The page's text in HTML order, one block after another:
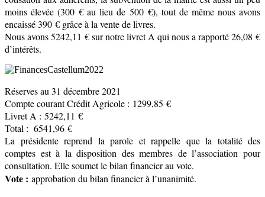
moins élevée (300 € au lieu de 500 €), tout de même nous avons
encaissé 390 € grâce à la vente de livres.
Nous avons 5242,11 € sur notre livret A qui nous a rapporté 26,08 €
d’intérêts.
Réserves au 31 décembre 2021
Compte courant Crédit Agricole : 1299,85 €
Livret A : 5242,11 €
Total : 6541,96 €
La présidente reprend la parole et rappelle que la totalité des
comptes est à la disposition des membres de l’association pour
consultation. Elle soumet le bilan financier au vote.
Vote : approbation du bilan financier à l’unanimité.